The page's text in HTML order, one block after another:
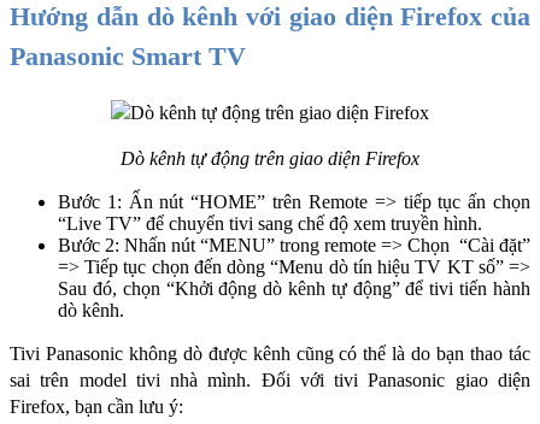
Hướng dẫn dò kênh với giao diện Firefox của
Panasonic Smart TV
Dò kênh tự động trên giao diện Firefox
Bước 1: Ấn nút “HOME” trên Remote => tiếp tục ấn chọn
“Live TV” để chuyển tivi sang chế độ xem truyền hình.
Bước 2: Nhấn nút “MENU” trong remote => Chọn  “Cài đặt”
=> Tiếp tục chọn đến dòng “Menu dò tín hiệu TV KT số” =>
Sau đó, chọn “Khởi động dò kênh tự động” để tivi tiến hành
dò kênh.
Tivi Panasonic không dò được kênh cũng có thể là do bạn thao tác
sai trên model tivi nhà mình. Đối với tivi Panasonic giao diện
Firefox, bạn cần lưu ý: